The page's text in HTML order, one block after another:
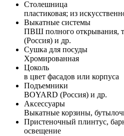
Столешница
пластиковая; из
Выкатные системы
ПВШ полного открывания,
(Россия) и др.
Сушка для посуды
Хромированная
Цоколь
в цвет фасадов или корпуса
Подъемники
BOYARD (Россия) и др.
Аксессуары
Выкатные корзины,
Пристеночный плинтус,
освещение